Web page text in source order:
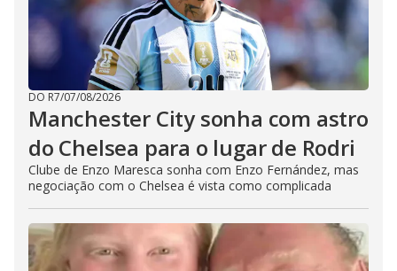
DO R7/07/08/2026
Manchester City sonha com astro
do Chelsea para o lugar de Rodri
Clube de Enzo Maresca sonha com Enzo Fernández, mas
negociação com o Chelsea é vista como complicada